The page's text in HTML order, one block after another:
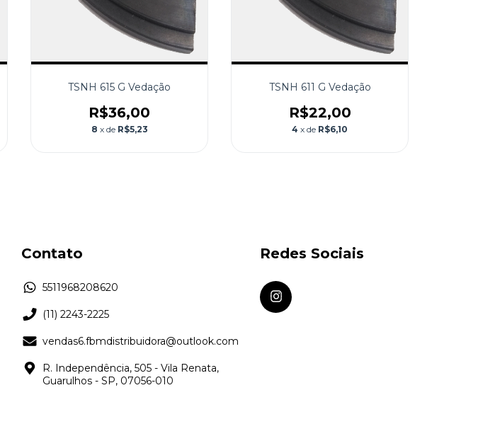
TSNH 615 G Vedação
R$36,00
8 x de R$5,23
TSNH 611 G Vedação
R$22,00
4 x de R$6,10
Contato
5511968208620
(11) 2243-2225
vendas6.fbmdistribuidora@outlook.com
R. Independência, 505 - Vila Renata,
Guarulhos - SP, 07056-010
Redes Sociais